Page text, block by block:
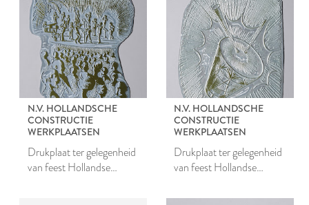
N.V. HOLLANDSCHE
CONSTRUCTIE
WERKPLAATSEN
Drukplaat ter gelegenheid
van feest Hollandse
N.V. HOLLANDSCHE
CONSTRUCTIE
WERKPLAATSEN
Drukplaat ter gelegenheid
van feest Hollandse